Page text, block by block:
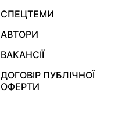
СПЕЦТЕМИ
АВТОРИ
ВАКАНСІЇ
ДОГОВІР ПУБЛІЧНОЇ
ОФЕРТИ